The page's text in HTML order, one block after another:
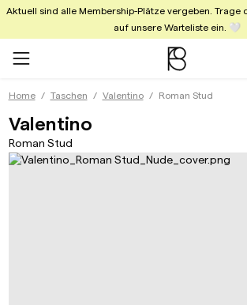
Aktuell sind alle Membership-Plätze vergeben. Trage
auf unsere Warteliste ein. 🤍
Home Taschen Valentino Roman Stud
ValentinoRoman Stud Nude
Roman Stud